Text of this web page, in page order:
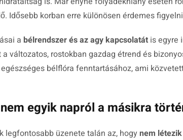
Idősebb korban erre különösen érdemes
a bélrendszer és az agy kapcsolatát is egyre
változatos, rostokban gazdag étrend és
bélflóra fenntartásához, ami
egyik napról a másikra
legfontosabb üzenete talán az, hogy nem